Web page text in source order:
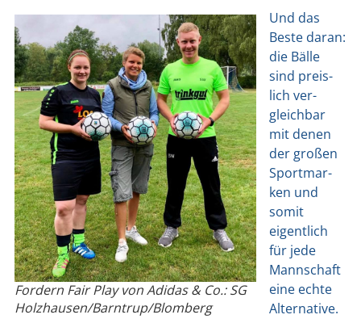
For­dern Fair Play von Adi­das & Co.: SG
Holzhausen/Barntrup/Blomberg
Und das
Bes­te dar­an:
die Bäl­le
sind preis­
lich ver­
gleich­bar
mit denen
der gro­ßen
Sport­mar­
ken und
somit
eigent­lich
für jede
Mann­schaft
eine ech­te
Alter­na­ti­ve.